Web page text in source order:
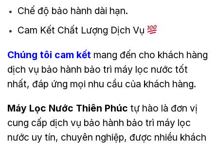
Chế độ bảo hành dài hạn.
Cam Kết Chất Lượng Dịch Vụ
Chúng tôi cam kết mang đến cho khách hàng
dịch vụ bảo hành bảo trì máy lọc nước tốt
nhất, đáp ứng mọi nhu cầu của khách hàng.
Máy Lọc Nước Thiên Phúc tự hào là đơn vị
cung cấp dịch vụ bảo hành bảo trì máy lọc
nước uy tín, chuyên nghiệp, được nhiều khách